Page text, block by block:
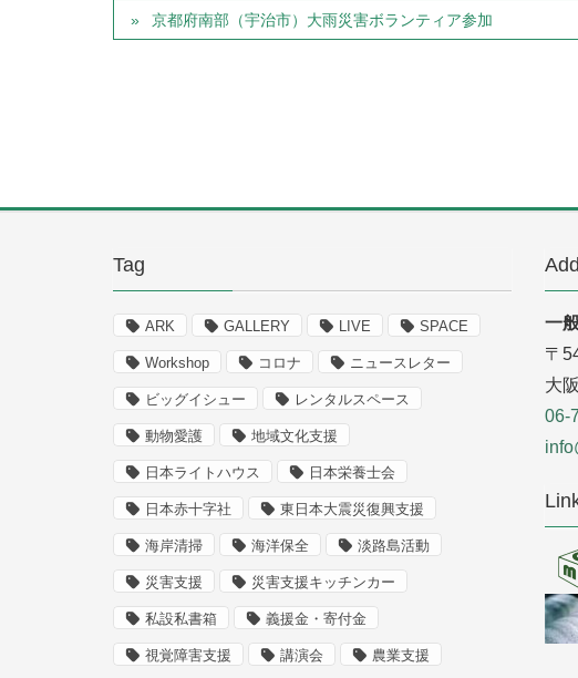
京都府南部（宇治市）大雨災害ボランティア参加
Tag
ARK GALLERY LIVE SPACE
Workshop コロナ ニュースレター
ビッグイシュー レンタルスペース
動物愛護 地域文化支援
日本ライトハウス 日本栄養士会
日本赤十字社 東日本大震災復興支援
海岸清掃 海洋保全 淡路島活動
災害支援 災害支援キッチンカー
私設私書箱 義援金・寄付金
視覚障害支援 講演会 農業支援
一
〒
大
06-